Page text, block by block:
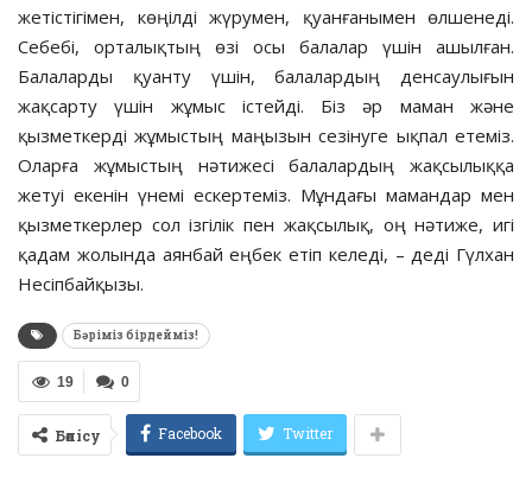
жетістігімен, көңілді жүрумен, қуанғанымен өлшенеді.
Себебі, орталықтың өзі осы балалар үшін ашылған.
Балаларды қуанту үшін, балалардың денсаулығын
жақсарту үшін жұмыс істейді. Біз әр маман және
қызметкерді жұмыстың маңызын сезінуге ықпал етеміз.
Оларға жұмыстың нәтижесі балалардың жақсылыққа
жетуі екенін үнемі ескертеміз. Мұндағы мамандар мен
қызметкерлер сол ізгілік пен жақсылық, оң нәтиже, игі
қадам жолында аянбай еңбек етіп келеді, – деді Гүлхан
Несіпбайқызы.
Бәріміз бірдейміз!
0
19
Бөлісу Facebook Twitter